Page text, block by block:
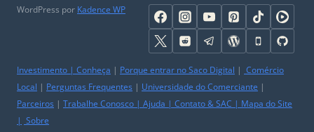
WordPress por Kadence WP
Investimento | Conheça | Porque entrar no Saco Digital | Comércio
Local | Perguntas Frequentes | Universidade do Comerciante |
Parceiros | Trabalhe Conosco | Ajuda | Contato & SAC | Mapa do Site
| Sobre